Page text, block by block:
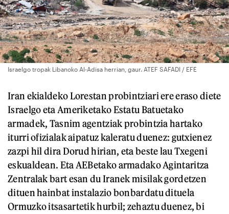
Israelgo tropak Libanoko Al-Adisa herrian, gaur. ATEF SAFADI / EFE
Iran ekialdeko Lorestan probintziari ere eraso diete
Israelgo eta Ameriketako Estatu Batuetako
armadek, Tasnim agentziak probintzia hartako
iturri ofizialak aipatuz kaleratu duenez: gutxienez
zazpi hil dira Dorud hirian, eta beste lau Txegeni
eskualdean. Eta AEBetako armadako Agintaritza
Zentralak bart esan du Iranek misilak gordetzen
dituen hainbat instalazio bonbardatu dituela
Ormuzko itsasartetik hurbil; zehaztu duenez, bi